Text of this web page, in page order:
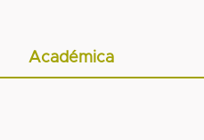
Académica